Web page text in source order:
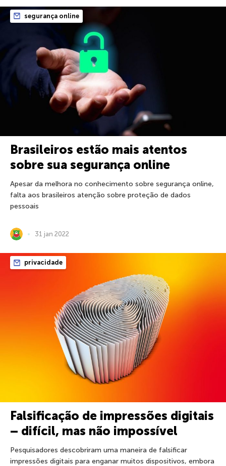
segurança online
Brasileiros estão mais atentos
sobre sua segurança online
Apesar da melhora no conhecimento sobre segurança online,
falta aos brasileiros atenção sobre proteção de dados
pessoais
31 jan 2022
privacidade
Falsificação de impressões digitais
– difícil, mas não impossível
Pesquisadores descobriram uma maneira de falsificar
impressões digitais para enganar muitos dispositivos, embora